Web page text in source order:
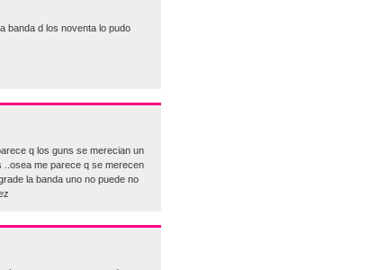
banda d los noventa lo pudo
q los guns se merecian un
..osea me parece q se merecen
la banda uno no puede no